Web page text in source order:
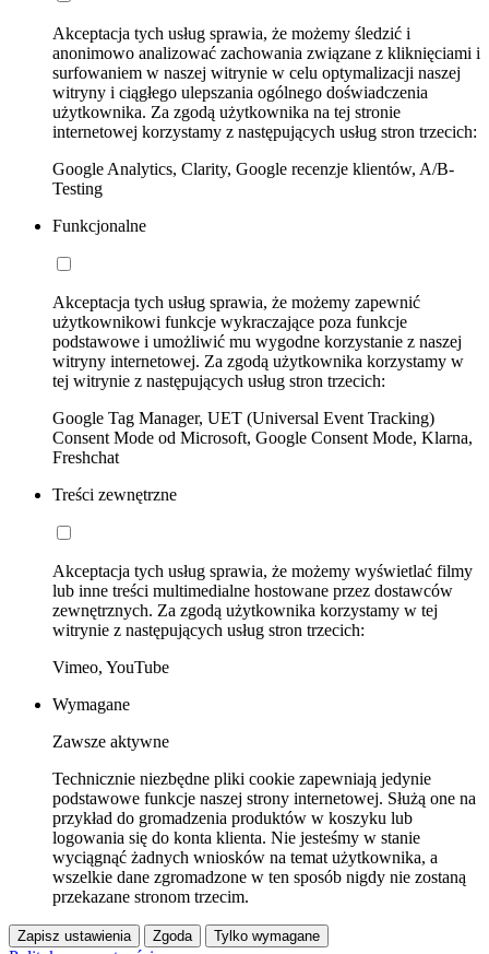
Akceptacja tych usług sprawia, że możemy śledzić i
anonimowo analizować zachowania związane z kliknięciami i
surfowaniem w naszej witrynie w celu optymalizacji naszej
witryny i ciągłego ulepszania ogólnego doświadczenia
użytkownika. Za zgodą użytkownika na tej stronie
internetowej korzystamy z następujących usług stron trzecich:
Google Analytics, Clarity, Google recenzje klientów, A/B-
Testing
Funkcjonalne
Akceptacja tych usług sprawia, że możemy zapewnić
użytkownikowi funkcje wykraczające poza funkcje
podstawowe i umożliwić mu wygodne korzystanie z naszej
witryny internetowej. Za zgodą użytkownika korzystamy w
tej witrynie z następujących usług stron trzecich:
Google Tag Manager, UET (Universal Event Tracking)
Consent Mode od Microsoft, Google Consent Mode, Klarna,
Freshchat
Treści zewnętrzne
Akceptacja tych usług sprawia, że możemy wyświetlać filmy
lub inne treści multimedialne hostowane przez dostawców
zewnętrznych. Za zgodą użytkownika korzystamy w tej
witrynie z następujących usług stron trzecich:
Vimeo, YouTube
Wymagane
Zawsze aktywne
Technicznie niezbędne pliki cookie zapewniają jedynie
podstawowe funkcje naszej strony internetowej. Służą one na
przykład do gromadzenia produktów w koszyku lub
logowania się do konta klienta. Nie jesteśmy w stanie
wyciągnąć żadnych wniosków na temat użytkownika, a
wszelkie dane zgromadzone w ten sposób nigdy nie zostaną
przekazane stronom trzecim.
Zapisz ustawienia Zgoda Tylko wymagane